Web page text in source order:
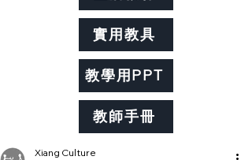
實用教具
教學用PPT
教師手冊
Xiang Culture